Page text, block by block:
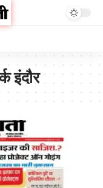
इंदौर